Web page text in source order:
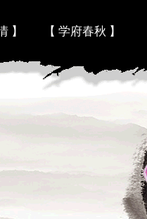
】 【 学府春秋 】